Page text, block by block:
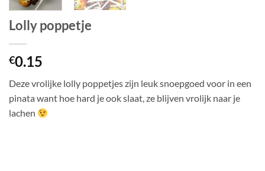
Lolly poppetje
€0.15
Deze vrolijke lolly poppetjes zijn leuk snoepgoed voor in een
pinata want hoe hard je ook slaat, ze blijven vrolijk naar je
lachen